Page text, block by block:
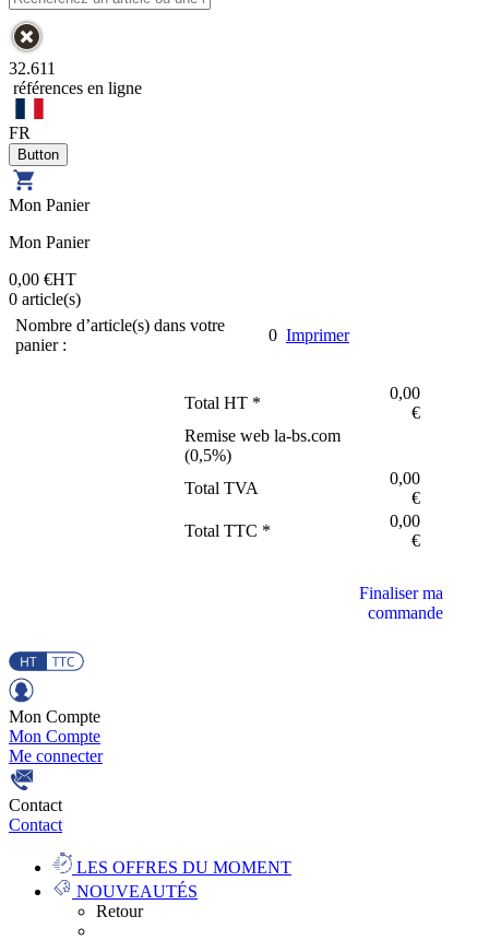
32.611
références en ligne
FR
Mon Panier
Mon Panier
0,00 €HT
0 article(s)
Nombre d’article(s) dans votre
panier :
0 Imprimer
Total HT *
0,00
€
Remise web la-bs.com
(0,5%)
Total TVA
0,00
€
Total TTC *
0,00
€
Finaliser ma
commande
Mon Compte
Mon Compte
Me connecter
Contact
Contact
LES OFFRES DU MOMENT
NOUVEAUTÉS
Retour